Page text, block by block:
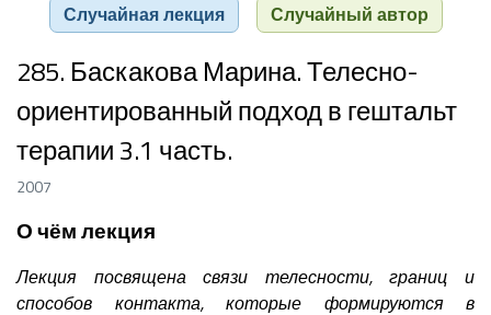
Случайная лекция
Случайный автор
285. Баскакова Марина. Телесно-
ориентированный подход в гештальт
терапии 3.1 часть.
2007
О чём лекция
Лекция посвящена связи телесности, границ и
способов контакта, которые формируются в